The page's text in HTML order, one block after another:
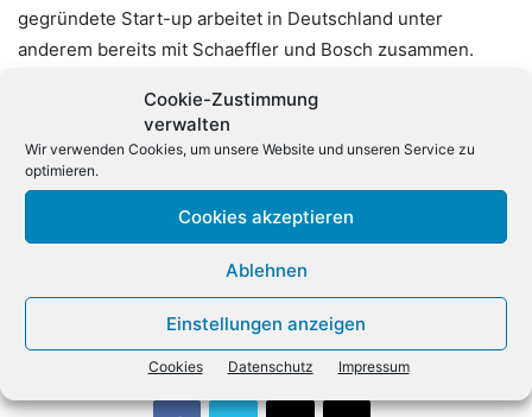
Cookie-Zustimmung
verwalten
Wir verwenden Cookies, um unsere Website und unseren Service zu
optimieren.
Cookies akzeptieren
Ablehnen
Einstellungen anzeigen
Cookies Datenschutz Impressum
gegründete Start-up arbeitet in Deutschland unter
anderem bereits mit Schaeffler und Bosch zusammen.
Neura hat eigenen Angaben einen aktuellen
Auftragsbestand und strategische Entwicklungspipeline
von über einer Milliarde US-Dollar. Reger sagte, künftig
ihnen erzählen könne. Sie würden fragen, was KI physisch
leisten könne. Automatisierung mithilfe von humanoiden
Roboter steckt erst in den Anfängen und gilt als
(dpa)